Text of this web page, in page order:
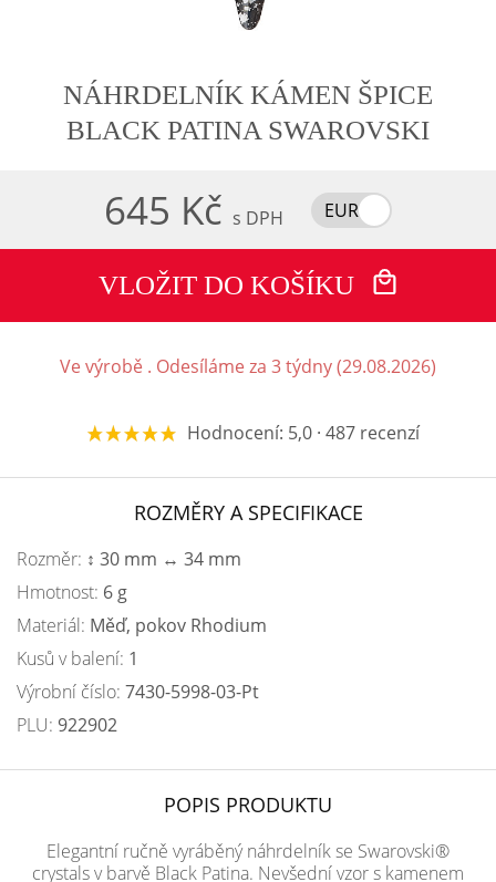
NÁHRDELNÍK KÁMEN ŠPICE
BLACK PATINA SWAROVSKI
645 Kč s DPH EUR
VLOŽIT DO KOŠÍKU
Ve výrobě . Odesíláme za 3 týdny (29.08.2026)
Hodnocení: 5,0 · 487 recenzí
ROZMĚRY A SPECIFIKACE
Rozměr: ↕ 30 mm ↔ 34 mm
Hmotnost: 6 g
Materiál: Měď, pokov Rhodium
Kusů v balení: 1
Výrobní číslo: 7430-5998-03-Pt
PLU: 922902
POPIS PRODUKTU
Elegantní ručně vyráběný náhrdelník se Swarovski®
crystals v barvě Black Patina. Nevšední vzor s kamenem